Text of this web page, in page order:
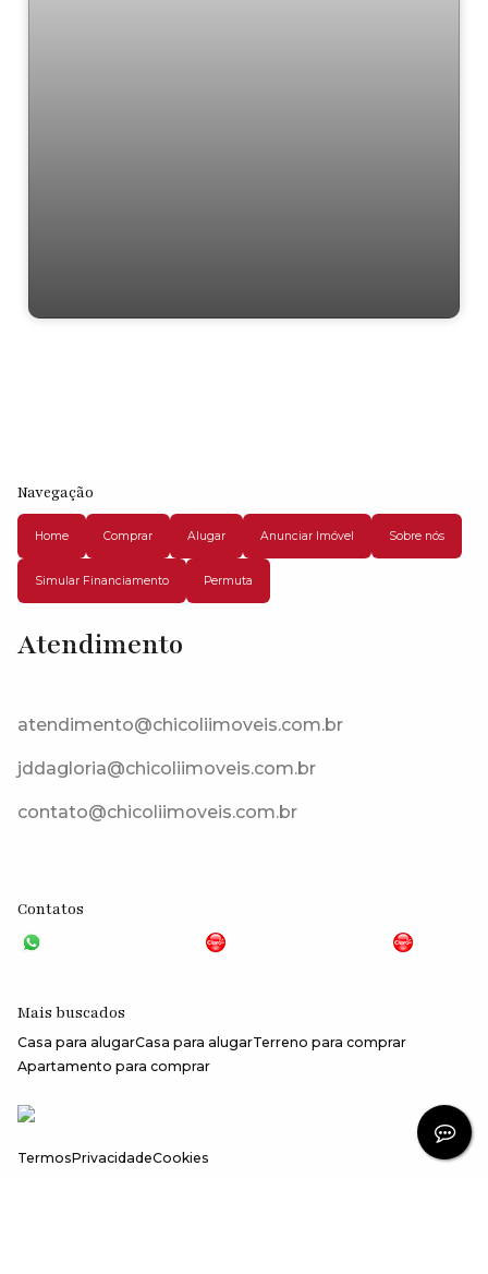
Navegação
Home Comprar Alugar Anunciar Imóvel Sobre nós
Simular Financiamento Permuta
Atendimento
atendimento@chicoliimoveis.com.br
jddagloria@chicoliimoveis.com.br
contato@chicoliimoveis.com.br
Contatos
Mais buscados
Casa para alugarCasa para alugarTerreno para comprar
Apartamento para comprar
TermosPrivacidadeCookies